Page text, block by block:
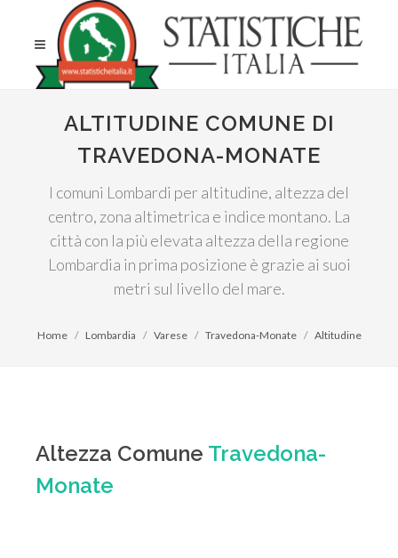
ALTITUDINE COMUNE DI
TRAVEDONA-MONATE
I comuni Lombardi per altitudine, altezza del
centro, zona altimetrica e indice montano. La
città con la più elevata altezza della regione
Lombardia in prima posizione è grazie ai suoi
metri sul livello del mare.
Home Lombardia Varese Travedona-Monate Altitudine
Altezza Comune Travedona-
Monate